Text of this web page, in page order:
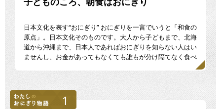
日本文化を表す“おにぎり” おにぎりを一言でいうと「和食の
原点」。日本文化そのものです。大人から子どもまで、北海
道から沖縄まで、日本人であればおにぎりを知らない人はい
ませんし、お金があってもなくても誰もが分け隔てなく食べ
1